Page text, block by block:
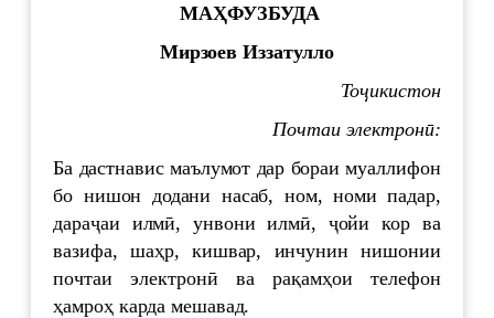
МАҲФУЗБУДА
Мирзоев Иззатулло
Тоҷикистон
Почтаи электронӣ:
Ба дастнавис маълумот дар бораи муаллифон
бо нишон додани насаб, ном, номи падар,
дараҷаи илмӣ, унвони илмӣ, ҷойи кор ва
вазифа, шаҳр, кишвар, инчунин нишонии
почтаи электронӣ ва рақамҳои телефон
ҳамроҳ карда мешавад.